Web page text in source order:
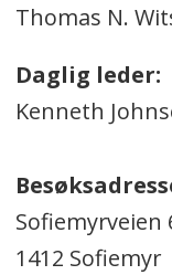
Thomas N.
Daglig leder:
Kenneth
Sofiemyrveien
1412 Sofiemyr